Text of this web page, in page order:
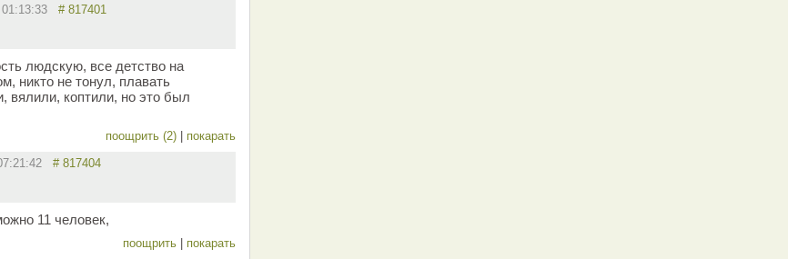
01:13:33 # 817401
людскую, все детство на
никто не тонул, плавать
вялили, коптили, но это был
поощрить (2) покарать
# 817404
11 человек,
поощрить покарать